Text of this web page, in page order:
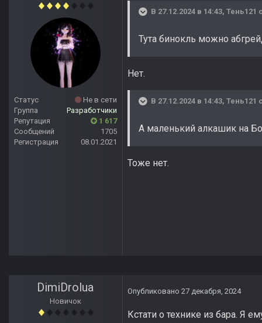
Статус
Не в сети
Группа
Разработчики
Репутация
1 617
Сообщений
1705
Регистрация
08.01.2021
В 27.12.2024 в 14:43, Тень121
Тута бинокль можно
Нет.
В 27.12.2024 в 14:43, Тень121
А маленький алкашик на
Тоже нет.
DimiDrolua
Новичок
Опубликовано 27 декабря, 2024
Кстати о технике из бара. Я